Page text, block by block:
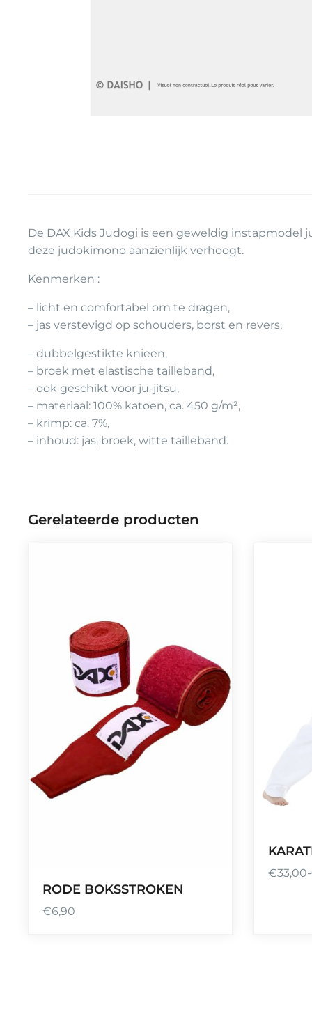
De DAX Kids Judogi is een geweldig
deze judokimono aanzienlijk verhoogt.
Kenmerken :
– licht en comfortabel om te dragen,
– jas verstevigd op schouders, borst en revers,
– dubbelgestikte knieën,
– broek met elastische tailleband,
– ook geschikt voor ju-jitsu,
– materiaal: 100% katoen, ca. 450 g/m²,
– krimp: ca. 7%,
– inhoud: jas, broek, witte tailleband.
Gerelateerde producten
RODE BOKSSTROKEN
€6,90
€33,00-
P